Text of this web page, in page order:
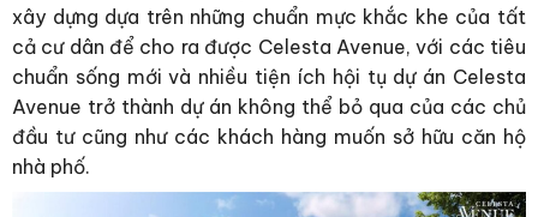
xây dựng dựa trên những chuẩn mực khắc khe của tất
cả cư dân để cho ra được Celesta Avenue, với các tiêu
chuẩn sống mới và nhiều tiện ích hội tụ dự án Celesta
Avenue trở thành dự án không thể bỏ qua của các chủ
đầu tư cũng như các khách hàng muốn sở hữu căn hộ
nhà phố.